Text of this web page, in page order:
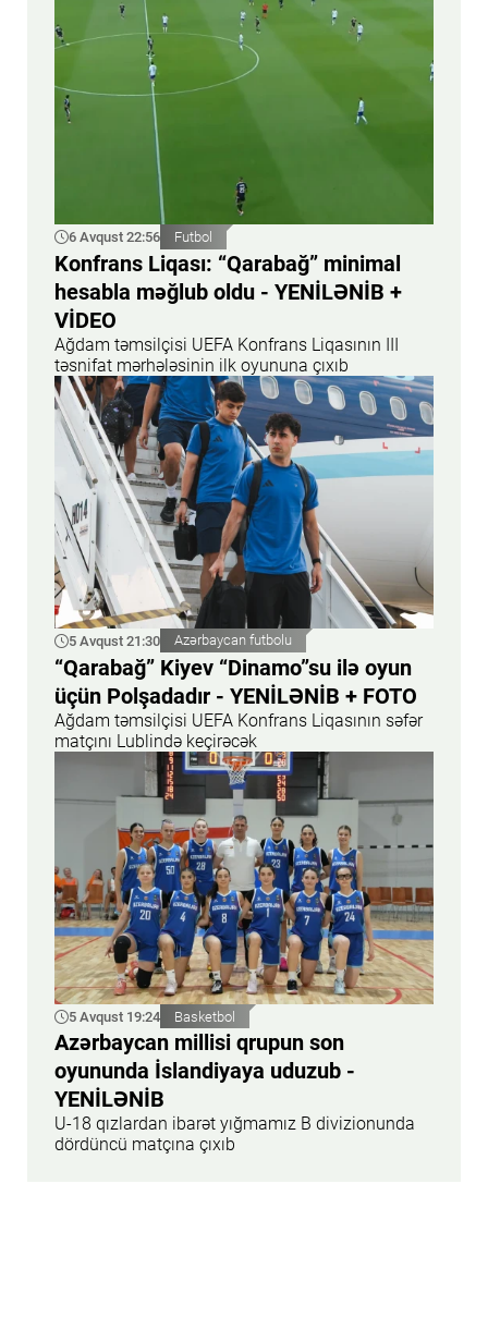
6 Avqust 22:56 Futbol
Konfrans Liqası: “Qarabağ” minimal
hesabla məğlub oldu - YENİLƏNİB +
VİDEO
Ağdam təmsilçisi UEFA Konfrans Liqasının III
təsnifat mərhələsinin ilk oyununa çıxıb
5 Avqust 21:30 Azərbaycan futbolu
“Qarabağ” Kiyev “Dinamo”su ilə oyun
üçün Polşadadır - YENİLƏNİB + FOTO
Ağdam təmsilçisi UEFA Konfrans Liqasının səfər
matçını Lublində keçirəcək
5 Avqust 19:24 Basketbol
Azərbaycan millisi qrupun son
oyununda İslandiyaya uduzub -
YENİLƏNİB
U-18 qızlardan ibarət yığmamız B divizionunda
dördüncü matçına çıxıb